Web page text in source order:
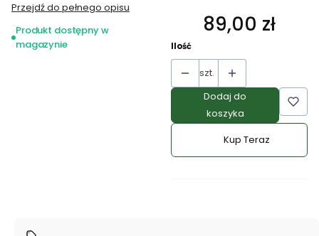
Przejdź do pełnego opisu
Produkt dostępny w
magazynie
Cena
89,00 zł
Ilość
szt.
Dodaj do
koszyka
Szybki
Kup Teraz